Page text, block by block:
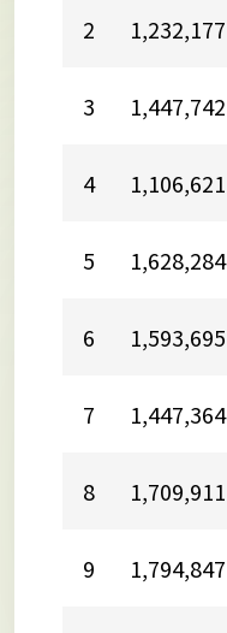
2 1,232,177
3 1,447,742
4 1,106,621
5 1,628,284
6 1,593,695
7 1,447,364
8 1,709,911
9 1,794,847